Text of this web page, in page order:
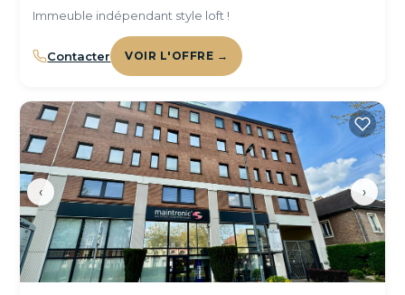
Immeuble indépendant style loft !
Contacter VOIR L'OFFRE →
‹ ›